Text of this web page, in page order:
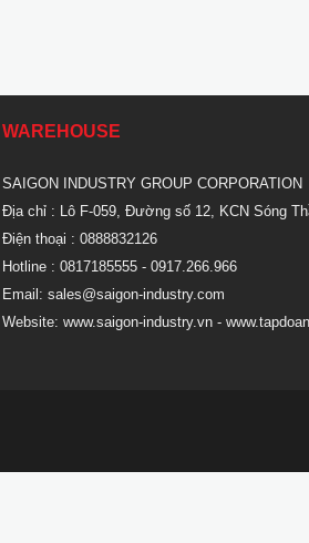
WAREHOUSE
SAIGON INDUSTRY GROUP CORPORATION
Địa chỉ : Lô F-059, Đường số 12, KCN Sóng
Điện thoại : 0888832126
Hotline : 0817185555 - 0917.266.966
Email: sales@saigon-industry.com
Website: www.saigon-industry.vn -